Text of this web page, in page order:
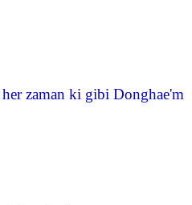
zaman ki gibi Donghae'm